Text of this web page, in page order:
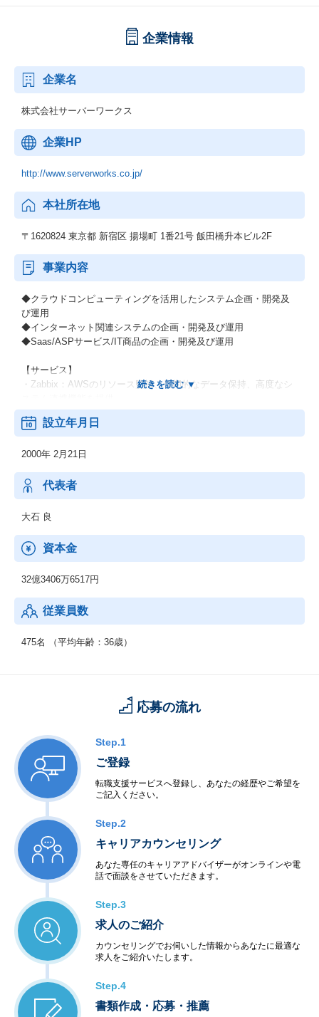
企業情報
企業名
株式会社サーバーワークス
企業HP
http://www.serverworks.co.jp/
本社所在地
〒1620824 東京都 新宿区 揚場町 1番21号 飯田橋升本ビル2F
事業内容
◆クラウドコンピューティングを活用したシステム企画・開発及
び運用
◆インターネット関連システムの企画・開発及び運用
◆Saas/ASPサービス/IT商品の企画・開発及び運用
【サービス】
・Zabbix：AWSのリソース監視、長期的なデータ保持、高度なシ
・Deep Security：AWSのセキュリティを自分で設計できる、総合
サーバーセキュリティ対策ソフトウェア
いるログデータや既存DBなどのエンタープライズビッグデータを
Redshiftに統合
設立年月日
2000年 2月21日
代表者
大石 良
資本金
32億3406万6517円
従業員数
475名 （平均年齢：36歳）
応募の流れ
Step.1
ご登録
転職支援サービスへ登録し、あなたの経歴やご希望を
ご記入ください。
Step.2
キャリアカウンセリング
あなた専任のキャリアアドバイザーがオンラインや電
話で面談をさせていただきます。
Step.3
求人のご紹介
カウンセリングでお伺いした情報からあなたに最適な
求人をご紹介いたします。
Step.4
書類作成・応募・推薦